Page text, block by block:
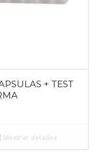
+ TEST
Mostrar detalles